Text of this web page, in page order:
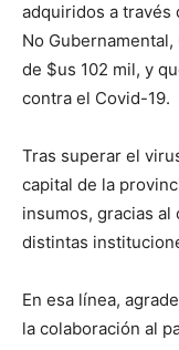
adquiridos a través
No
de $us 102 mil, y
contra el Covid-19.
Tras superar el
capital de la
insumos, gracias
distintas
En esa línea,
la colaboración al